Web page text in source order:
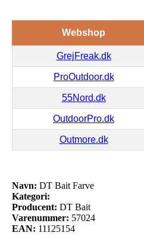
Webshop
GrejFreak.dk
ProOutdoor.dk
55Nord.dk
OutdoorPro.dk
Outmore.dk
Navn: DT Bait Farve
Kategori:
Producent: DT Bait
Varenummer: 57024
EAN: 11125154